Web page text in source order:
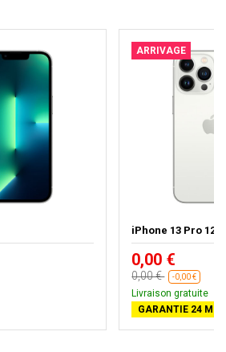
ARRIVAGE
iPhone 13 Pro 128
0,00 €
0,00 € -0,00 €
Livraison gratuite
GARANTIE 24